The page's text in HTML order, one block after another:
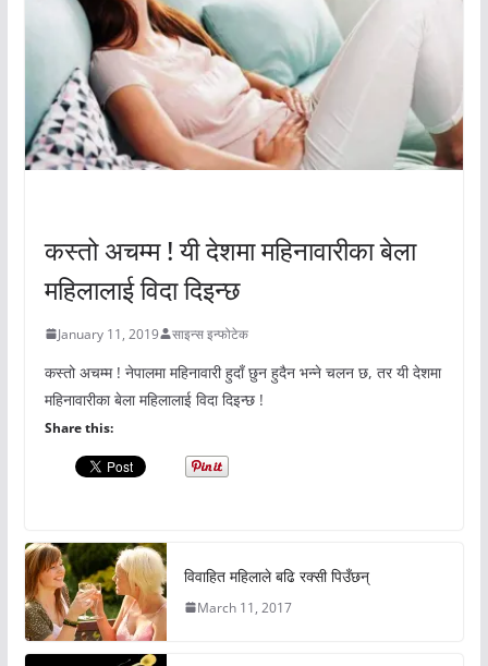
कस्तो अचम्म ! यी देशमा महिनावारीका बेला
महिलालाई विदा दिइन्छ
January 11, 2019 साइन्स इन्फोटेक
कस्तो अचम्म ! नेपालमा महिनावारी हुदाँ छुन हुदैन भन्ने चलन छ, तर यी देशमा
महिनावारीका बेला महिलालाई विदा दिइन्छ !
Share this:
विवाहित महिलाले बढि रक्सी पिउँछन्
March 11, 2017